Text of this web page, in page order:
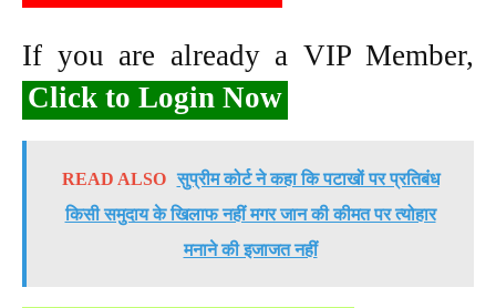
If you are already a VIP Member,
Click to Login Now
READ ALSO सुप्रीम कोर्ट ने कहा कि पटाखों पर प्रतिबंध
किसी समुदाय के खिलाफ नहीं मगर जान की कीमत पर त्योहार
मनाने की इजाजत नहीं